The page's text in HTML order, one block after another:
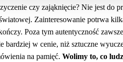
czy zająknięcie? Nie jest do
Zainteresowanie potrwa
Poza tym autentyczność
bardziej w cenie, niż sztuczne
na pamięć. Wolimy to, co